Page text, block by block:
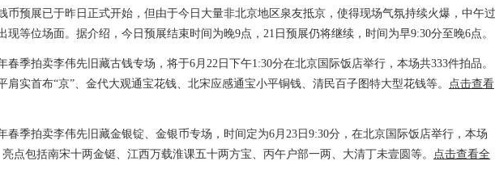
币预展已于昨日正式开始，但由于今日大量非北京地区泉友抵京，使得现场气氛持续火爆，中午过
现等位场面。据介绍，今日预展结束时间为晚9点，21日预展仍将继续，时间为早9:30分至晚6点。
春季拍卖李伟先旧藏古钱专场，将于6月22日下午1:30分在北京国际饭店举行，本场共333件拍品。
肩实首布“京”、金代大观通宝花钱、北宋应感通宝小平铜钱、清民百子图特大型花钱等。 点击查看
春季拍卖李伟先旧藏金银锭、金银币专场，时间定为6月23日9:30分，在北京国际饭店举行，本场
点包括南宋十两金铤、江西万载淮课五十两方宝、丙午户部一两、大清丁未壹圆等。 点击查看全